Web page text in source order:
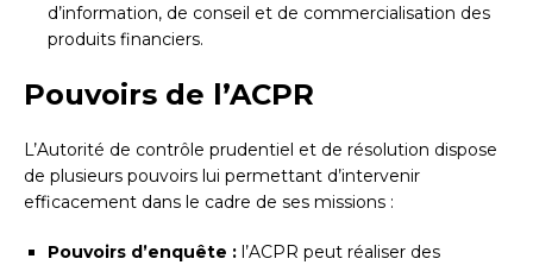
d’information, de conseil et de commercialisation des
produits financiers.
Pouvoirs de l’ACPR
L’Autorité de contrôle prudentiel et de résolution dispose
de plusieurs pouvoirs lui permettant d’intervenir
efficacement dans le cadre de ses missions :
Pouvoirs d’enquête : l’ACPR peut réaliser des